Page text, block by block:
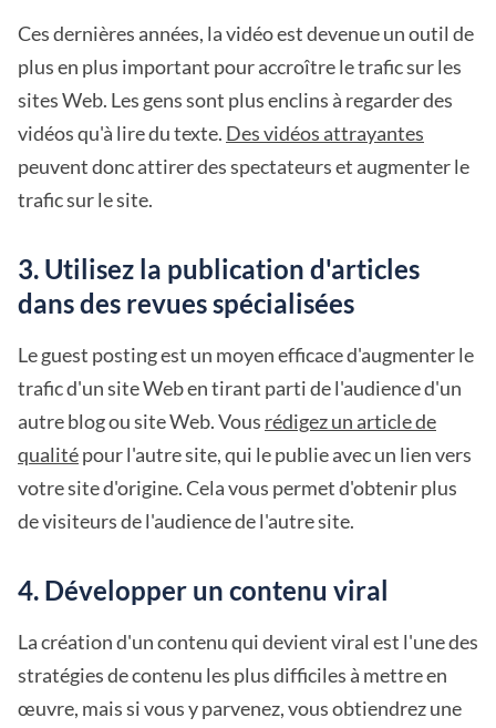
Ces dernières années, la vidéo est devenue un outil de
plus en plus important pour accroître le trafic sur les
sites Web. Les gens sont plus enclins à regarder des
vidéos qu'à lire du texte. Des vidéos attrayantes
peuvent donc attirer des spectateurs et augmenter le
trafic sur le site.
3. Utilisez la publication d'articles
dans des revues spécialisées
Le guest posting est un moyen efficace d'augmenter le
trafic d'un site Web en tirant parti de l'audience d'un
autre blog ou site Web. Vous rédigez un article de
qualitépour l'autre site, qui le publie avec un lien vers
votre site d'origine. Cela vous permet d'obtenir plus
de visiteurs de l'audience de l'autre site.
4. Développer un contenu viral
La création d'un contenu qui devient viral est l'une des
stratégies de contenu les plus difficiles à mettre en
œuvre, mais si vous y parvenez, vous obtiendrez une